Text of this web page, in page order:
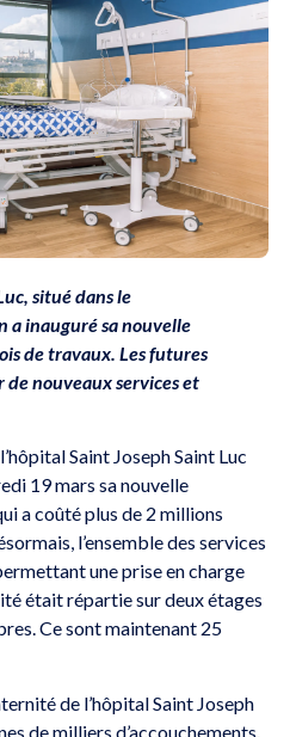
situé dans le
a inauguré sa nouvelle
de travaux. Les futures
nouveaux services et
Saint Joseph Saint Luc
19 mars sa nouvelle
a coûté plus de 2 millions
l’ensemble des services
une prise en charge
était répartie sur deux étages
Ce sont maintenant 25
de l’hôpital Saint Joseph
de milliers d’accouchements.